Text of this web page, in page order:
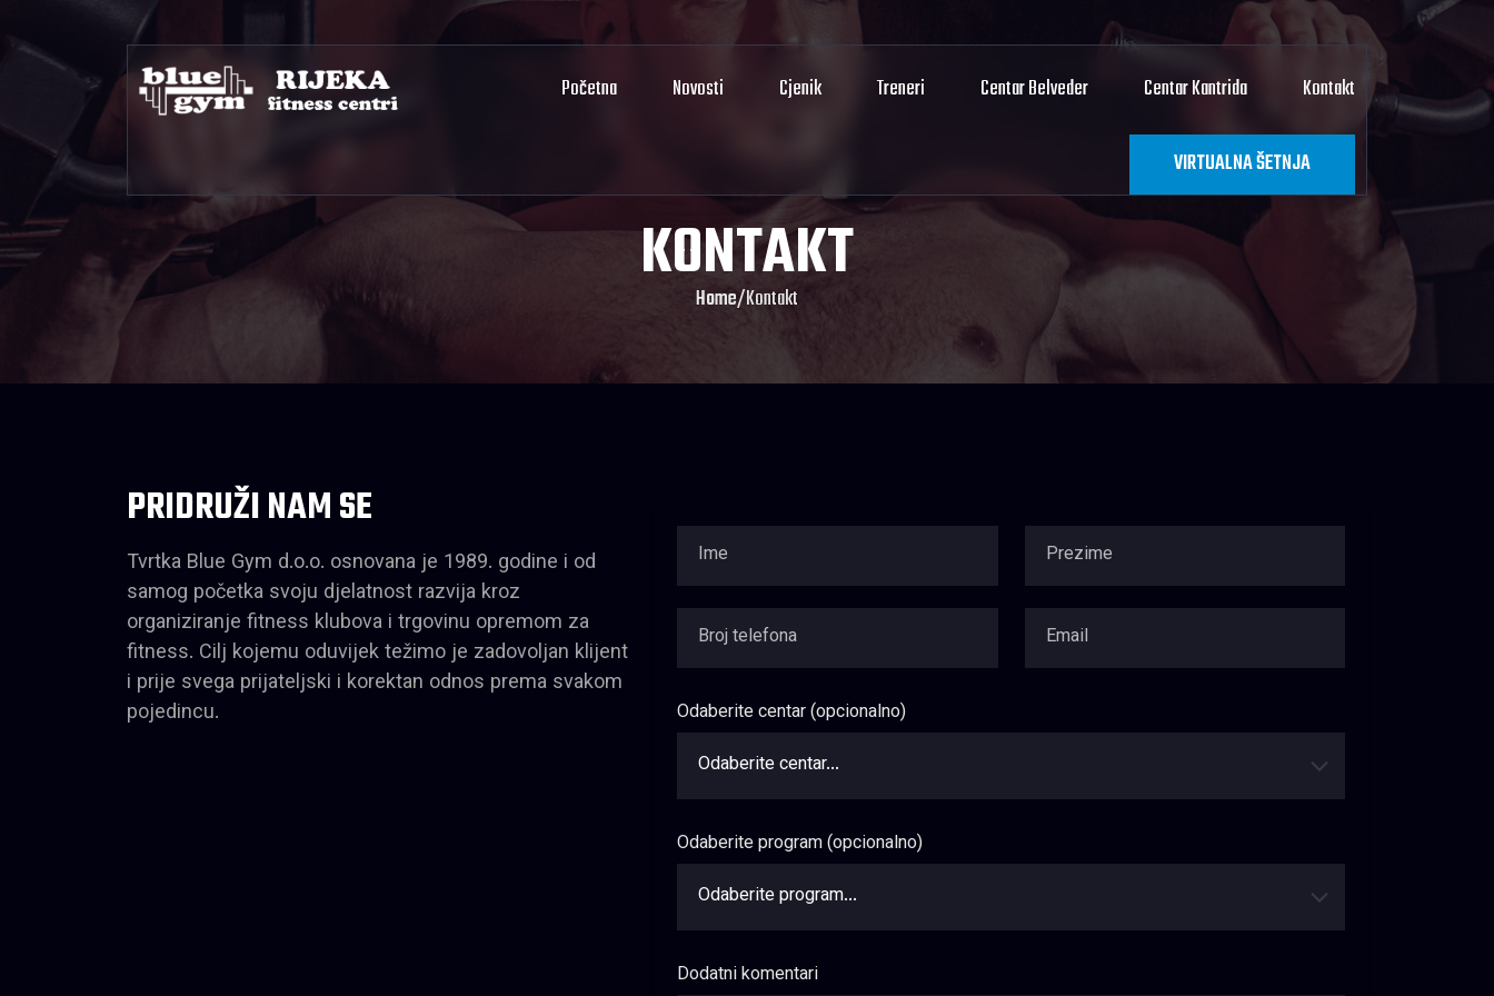
Početna Novosti Cjenik Treneri Centar Belveder Centar Kantrida Kontakt
VIRTUALNA ŠETNJA
KONTAKT
Home/Kontakt
PRIDRUŽI NAM SE
Tvrtka Blue Gym d.o.o. osnovana je 1989. godine i od
samog početka svoju djelatnost razvija kroz
organiziranje fitness klubova i trgovinu opremom za
fitness. Cilj kojemu oduvijek težimo je zadovoljan klijent
i prije svega prijateljski i korektan odnos prema svakom
pojedincu.
Odaberite centar (opcionalno)
Odaberite program (opcionalno)
Dodatni komentari